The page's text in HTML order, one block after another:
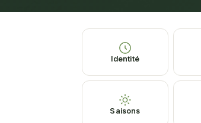
Identité
Saisons